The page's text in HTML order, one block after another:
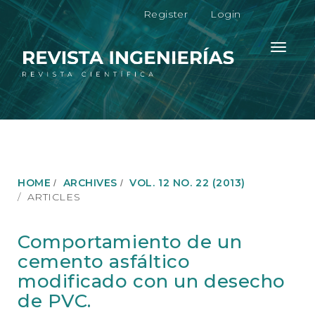
M
a
n
N
a
g
n
M
n
C
n
t
Register Login
Toggle
HOME ARCHIVES
VOL. 12 NO. 22 (2013)
ARTICLES
Comportamiento de un
cemento asfáltico
modificado con un desecho
de PVC.